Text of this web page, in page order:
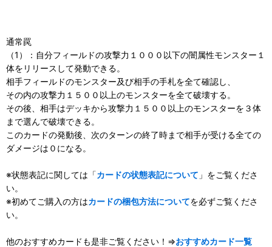
通常罠
（1）：自分フィールドの攻撃力１０００以下の闇属性モンスター１
体をリリースして発動できる。
相手フィールドのモンスター及び相手の手札を全て確認し、
その内の攻撃力１５００以上のモンスターを全て破壊する。
その後、相手はデッキから攻撃力１５００以上のモンスターを３体
まで選んで破壊できる。
このカードの発動後、次のターンの終了時まで相手が受ける全ての
ダメージは０になる。
※状態表記に関しては「カードの状態表記について 」をご覧くださ
い。
※初めてご購入の方はカードの梱包方法についてを必ずご覧くださ
い。
他のおすすめカードも是非ご覧ください！⇒おすすめカード一覧